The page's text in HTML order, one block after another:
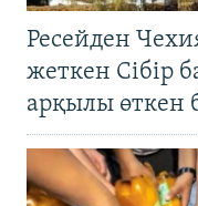
Ресейден
жеткен Сібір
арқылы өткен